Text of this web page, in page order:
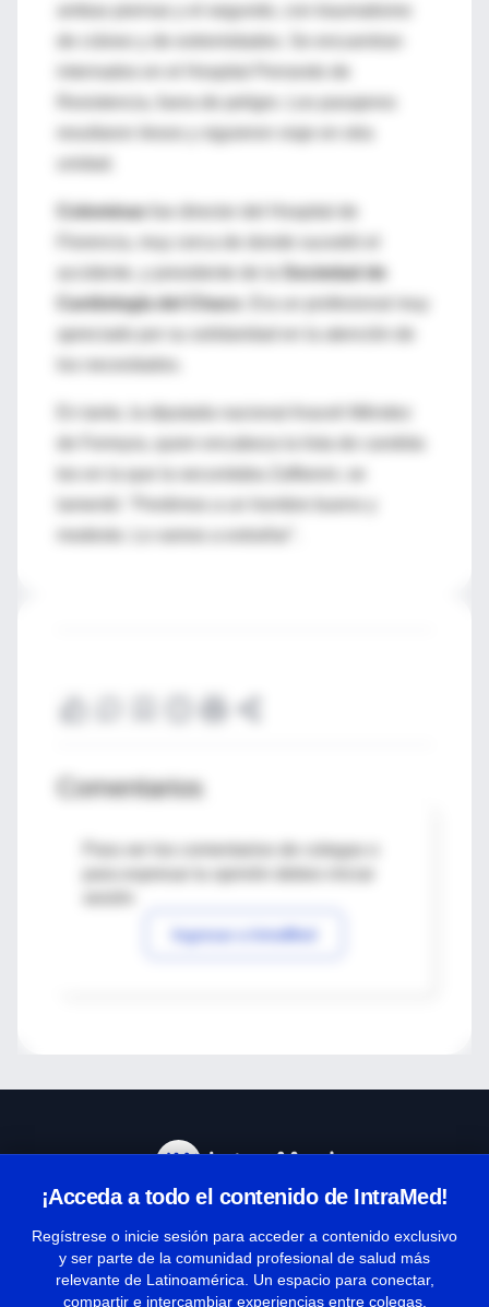
ambas piernas y el segundo, con traumatismo
Resistencia, fuera de peligro. Los pasajeros
resultaron ilesos y siguieron viaje en otra
Colominas
Sociedad de
Cardiología del Chaco
apreciado por su solidaridad en la atención de
Comentarios
Para ver los comentarios de colegas o
Ingresar a IntraMed
¡Acceda a todo el contenido de IntraMed!
Regístrese o inicie sesión para acceder a contenido exclusivo
y ser parte de la comunidad profesional de salud más
relevante de Latinoamérica. Un espacio para conectar,
compartir e intercambiar experiencias entre colegas.
Términos y condiciones